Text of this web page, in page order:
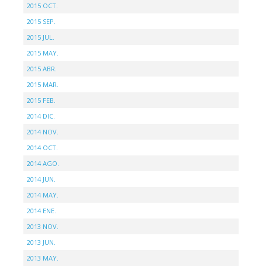
2015 OCT.
2015 SEP.
2015 JUL.
2015 MAY.
2015 ABR.
2015 MAR.
2015 FEB.
2014 DIC.
2014 NOV.
2014 OCT.
2014 AGO.
2014 JUN.
2014 MAY.
2014 ENE.
2013 NOV.
2013 JUN.
2013 MAY.